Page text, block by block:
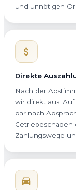
und unnötigen
Direkte
Nach der
wir direkt aus.
bar nach
Getriebeschaden
Zahlungswege